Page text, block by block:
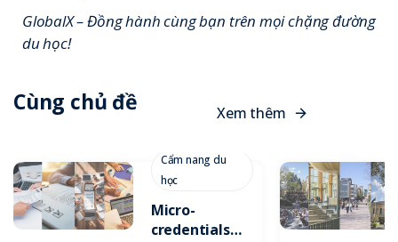
GlobalX– Đồng hành cùng bạn trên mọi chặng đường
du học!
Cùng chủ đề Xem thêm
Cẩm nang du
học
Micro-
credentials: